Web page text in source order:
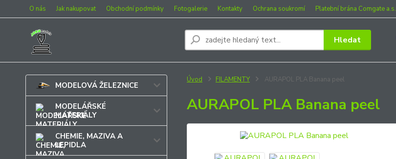
O nás Jak nakupovat Obchodní podmínky Fotogalerie Kontakty Ochrana soukromí Platební brána Comgate a.s.
Hledat
MODELOVÁ ŽELEZNICE
MODELÁŘSKÉ
MATERIÁLY
CHEMIE, MAZIVA A
LEPIDLA
Úvod FILAMENTY AURAPOL PLA Banana peel
AURAPOL PLA Banana peel